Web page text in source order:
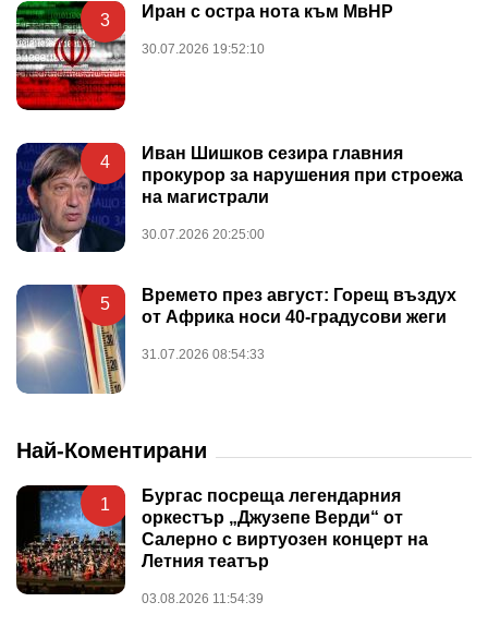
3 Иран с остра нота към МвНР
30.07.2026 19:52:10
4
Иван Шишков сезира главния
прокурор за нарушения при строежа
на магистрали
30.07.2026 20:25:00
5
Времето през август: Горещ въздух
от Африка носи 40-градусови жеги
31.07.2026 08:54:33
Най-Коментирани
1
Бургас посреща легендарния
оркестър „Джузепе Верди“ от
Салерно с виртуозен концерт на
Летния театър
03.08.2026 11:54:39